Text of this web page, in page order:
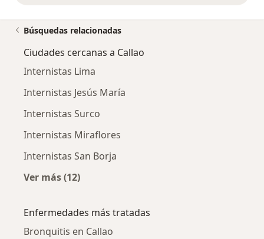
Búsquedas relacionadas
Ciudades cercanas a Callao
Internistas Lima
Internistas Jesús María
Internistas Surco
Internistas Miraflores
Internistas San Borja
Ver más (12)
Enfermedades más tratadas
Bronquitis en Callao